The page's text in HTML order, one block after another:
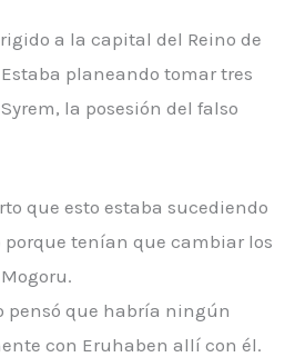
a la capital del Reino de
planeando tomar tres
la posesión del falso
que esto estaba sucediendo
tenían que cambiar los
pensó que habría ningún
con Eruhaben allí con él.